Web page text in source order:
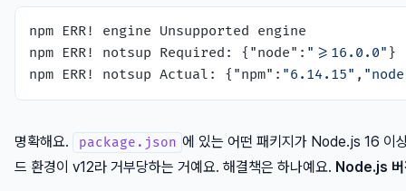
npm ERR! engine Unsupported engine
npm ERR! notsup Required: {"node": ">=16.0.0" }
npm ERR! notsup Actual: {"npm": "6.14.15" ,
명확해요. package.json 에 있는 어떤 패키지가 Node.js 16 이
드 환경이 v12라 거부당하는 거예요. 해결책은 하나예요. Node.js 버